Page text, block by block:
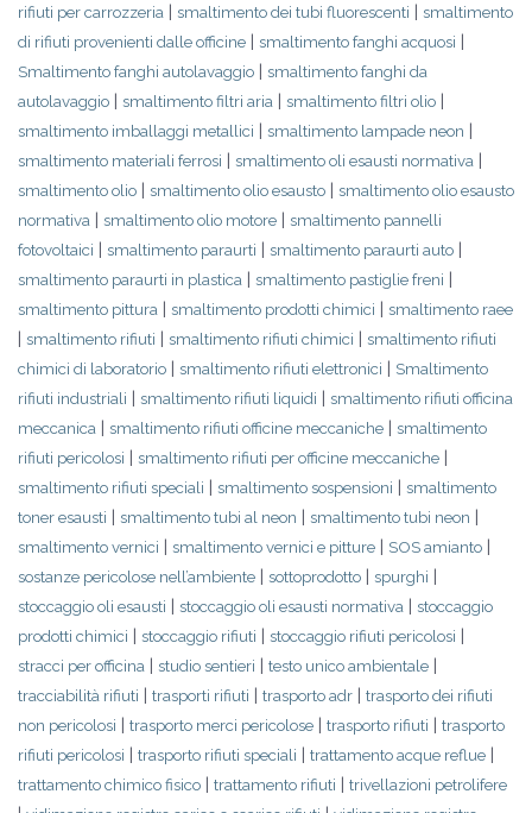
rifiuti per carrozzeria | smaltimento dei tubi fluorescenti | smaltimento
di rifiuti provenienti dalle officine | smaltimento fanghi acquosi |
Smaltimento fanghi autolavaggio | smaltimento fanghi da
autolavaggio | smaltimento filtri aria | smaltimento filtri olio |
smaltimento imballaggi metallici | smaltimento lampade neon |
smaltimento materiali ferrosi | smaltimento oli esausti normativa |
smaltimento olio | smaltimento olio esausto | smaltimento olio esausto
normativa | smaltimento olio motore | smaltimento pannelli
fotovoltaici | smaltimento paraurti | smaltimento paraurti auto |
smaltimento paraurti in plastica | smaltimento pastiglie freni |
smaltimento pittura | smaltimento prodotti chimici | smaltimento raee
| smaltimento rifiuti | smaltimento rifiuti chimici | smaltimento rifiuti
chimici di laboratorio | smaltimento rifiuti elettronici | Smaltimento
rifiuti industriali | smaltimento rifiuti liquidi | smaltimento rifiuti officina
meccanica | smaltimento rifiuti officine meccaniche | smaltimento
rifiuti pericolosi | smaltimento rifiuti per officine meccaniche |
smaltimento rifiuti speciali | smaltimento sospensioni | smaltimento
toner esausti | smaltimento tubi al neon | smaltimento tubi neon |
smaltimento vernici | smaltimento vernici e pitture | SOS amianto |
sostanze pericolose nell’ambiente | sottoprodotto | spurghi |
stoccaggio oli esausti | stoccaggio oli esausti normativa | stoccaggio
prodotti chimici | stoccaggio rifiuti | stoccaggio rifiuti pericolosi |
stracci per officina | studio sentieri | testo unico ambientale |
tracciabilità rifiuti | trasporti rifiuti | trasporto adr | trasporto dei rifiuti
non pericolosi | trasporto merci pericolose | trasporto rifiuti | trasporto
rifiuti pericolosi | trasporto rifiuti speciali | trattamento acque reflue |
trattamento chimico fisico | trattamento rifiuti | trivellazioni petrolifere